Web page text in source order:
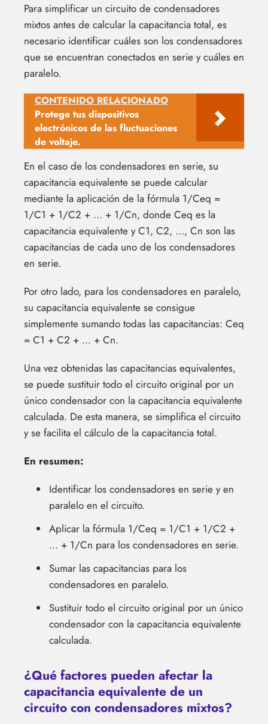
Para simplificar un circuito de condensadores
mixtos antes de calcular la capacitancia total, es
necesario identificar cuáles son los condensadores
que se encuentran conectados en serie y cuáles en
paralelo.
CONTENIDO RELACIONADO
Protege tus dispositivos
electrónicos de las fluctuaciones
de voltaje.
En el caso de los condensadores en serie, su
capacitancia equivalente se puede calcular
mediante la aplicación de la fórmula 1/Ceq =
1/C1 + 1/C2 + ... + 1/Cn, donde Ceq es la
capacitancia equivalente y C1, C2, ..., Cn son las
capacitancias de cada uno de los condensadores
en serie.
Por otro lado, para los condensadores en paralelo,
su capacitancia equivalente se consigue
simplemente sumando todas las capacitancias: Ceq
= C1 + C2 + ... + Cn.
Una vez obtenidas las capacitancias equivalentes,
se puede sustituir todo el circuito original por un
único condensador con la capacitancia equivalente
calculada. De esta manera, se simplifica el circuito
y se facilita el cálculo de la capacitancia total.
En resumen:
Identificar los condensadores en serie y en
paralelo en el circuito.
Aplicar la fórmula 1/Ceq = 1/C1 + 1/C2 +
... + 1/Cn para los condensadores en serie.
Sumar las capacitancias para los
condensadores en paralelo.
Sustituir todo el circuito original por un único
condensador con la capacitancia equivalente
calculada.
¿Qué factores pueden afectar la
capacitancia equivalente de un
circuito con condensadores mixtos?